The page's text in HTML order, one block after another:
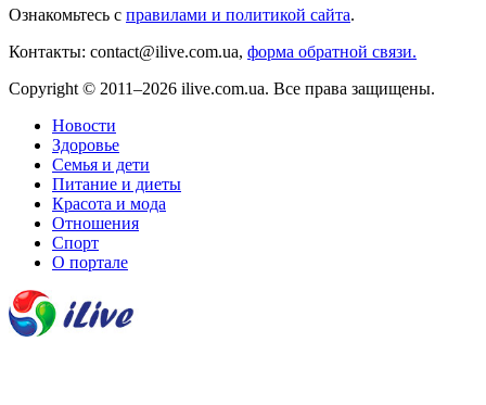
Ознакомьтесь с правилами и политикой сайта.
Контакты: contact@ilive.com.ua, форма обратной связи.
Copyright © 2011–2026 ilive.com.ua. Все права защищены.
Новости
Здоровье
Семья и дети
Питание и диеты
Красота и мода
Отношения
Спорт
О портале